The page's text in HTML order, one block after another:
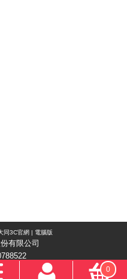
同3C官網 | 電腦版
有限公司
0